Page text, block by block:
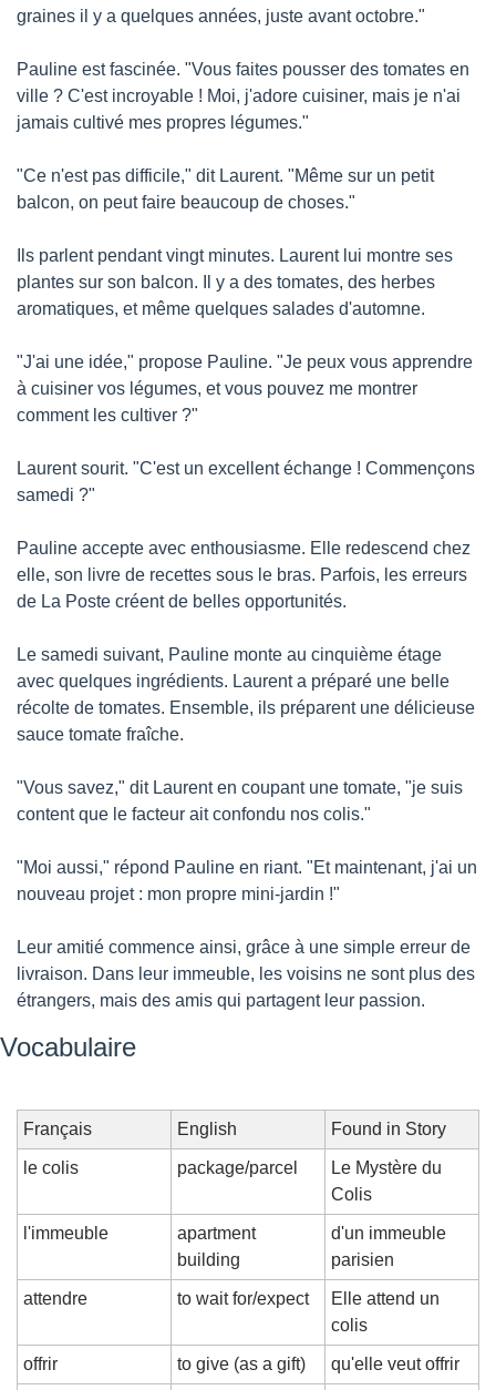
graines il y a quelques années, juste avant octobre."
Pauline est fascinée. "Vous faites pousser des tomates en
ville ? C'est incroyable ! Moi, j'adore cuisiner, mais je n'ai
jamais cultivé mes propres légumes."
"Ce n'est pas difficile," dit Laurent. "Même sur un petit
balcon, on peut faire beaucoup de choses."
Ils parlent pendant vingt minutes. Laurent lui montre ses
plantes sur son balcon. Il y a des tomates, des herbes
aromatiques, et même quelques salades d'automne.
"J'ai une idée," propose Pauline. "Je peux vous apprendre
à cuisiner vos légumes, et vous pouvez me montrer
comment les cultiver ?"
Laurent sourit. "C'est un excellent échange ! Commençons
samedi ?"
Pauline accepte avec enthousiasme. Elle redescend chez
elle, son livre de recettes sous le bras. Parfois, les erreurs
de La Poste créent de belles opportunités.
Le samedi suivant, Pauline monte au cinquième étage
avec quelques ingrédients. Laurent a préparé une belle
récolte de tomates. Ensemble, ils préparent une délicieuse
sauce tomate fraîche.
"Vous savez," dit Laurent en coupant une tomate, "je suis
content que le facteur ait confondu nos colis."
"Moi aussi," répond Pauline en riant. "Et maintenant, j'ai un
nouveau projet : mon propre mini-jardin !"
Leur amitié commence ainsi, grâce à une simple erreur de
livraison. Dans leur immeuble, les voisins ne sont plus des
étrangers, mais des amis qui partagent leur passion.
Vocabulaire
Français English Found in Story
le colis package/parcel
Le Mystère du
Colis
l'immeuble
apartment
building
d'un immeuble
parisien
attendre to wait for/expect
Elle attend un
colis
offrir to give (as a gift) qu'elle veut offrir